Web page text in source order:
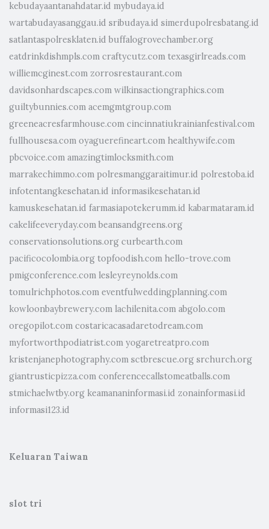
kebudayaantanahdatar.id mybudaya.id
wartabudayasanggau.id sribudaya.id simerdupolresbatang.id
satlantaspolresklaten.id buffalogrovechamber.org
eatdrinkdishmpls.com craftycutz.com texasgirlreads.com
williemcginest.com zorrosrestaurant.com
davidsonhardscapes.com wilkinsactiongraphics.com
guiltybunnies.com acemgmtgroup.com
greeneacresfarmhouse.com cincinnatiukrainianfestival.com
fullhousesa.com oyaguerefineart.com healthywife.com
pbcvoice.com amazingtimlocksmith.com
marrakechimmo.com polresmanggaraitimur.id polrestoba.id
infotentangkesehatan.id informasikesehatan.id
kamuskesehatan.id farmasiapotekerumm.id kabarmataram.id
cakelifeeveryday.com beansandgreens.org
conservationsolutions.org curbearth.com
pacificocolombia.org topfoodish.com hello-trove.com
pmigconference.com lesleyreynolds.com
tomulrichphotos.com eventfulweddingplanning.com
kowloonbaybrewery.com lachilenita.com abgolo.com
oregopilot.com costaricacasadaretodream.com
myfortworthpodiatrist.com yogaretreatpro.com
kristenjanephotography.com sctbrescue.org srchurch.org
giantrusticpizza.com conferencecallstomeatballs.com
stmichaelwtby.org keamananinformasi.id zonainformasi.id
informasi123.id
Keluaran Taiwan
slot tri